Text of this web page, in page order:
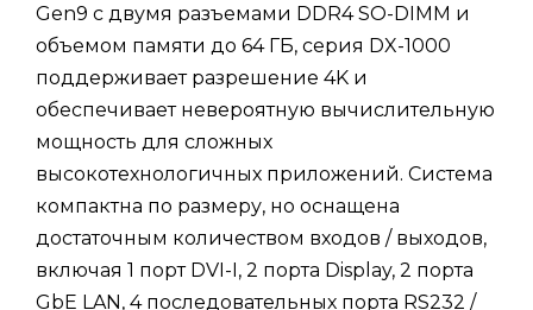
Gen9 с двумя разъемами DDR4 SO-DIMM и
объемом памяти до 64 ГБ, серия DX-1000
поддерживает разрешение 4K и
обеспечивает невероятную вычислительную
мощность для сложных
высокотехнологичных приложений. Система
компактна по размеру, но оснащена
достаточным количеством входов / выходов,
включая 1 порт DVI-I, 2 порта Display, 2 порта
GbE LAN, 4 последовательных порта RS232 /